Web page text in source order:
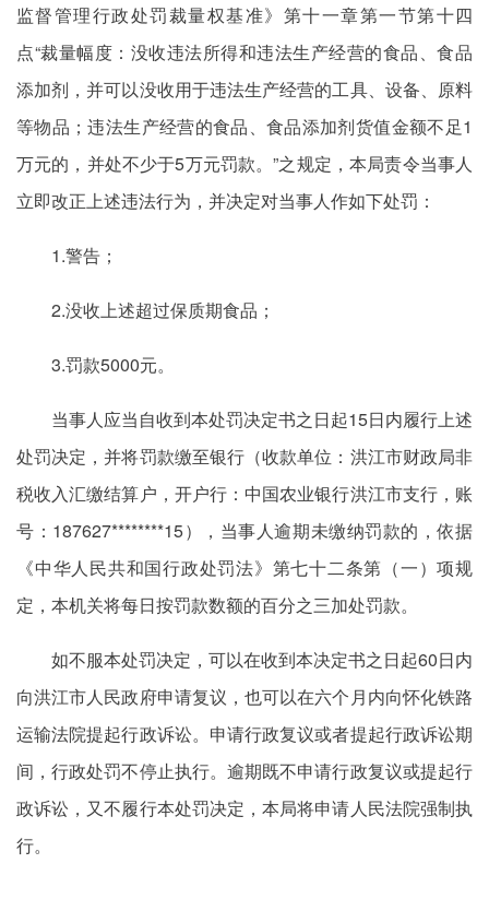
监督管理行政处罚裁量权基准》第十一章第一节第十四
点“裁量幅度：没收违法所得和违法生产经营的食品、食品
添加剂，并可以没收用于违法生产经营的工具、设备、原料
等物品；违法生产经营的食品、食品添加剂货值金额不足1
万元的，并处不少于5万元罚款。”之规定，本局责令当事人
立即改正上述违法行为，并决定对当事人作如下处罚：
1.警告；
2.没收上述超过保质期食品；
3.罚款5000元。
当事人应当自收到本处罚决定书之日起15日内履行上述
处罚决定，并将罚款缴至银行（收款单位：洪江市财政局非
税收入汇缴结算户，开户行：中国农业银行洪江市支行，账
号：187627********15），当事人逾期未缴纳罚款的，依据
《中华人民共和国行政处罚法》第七十二条第（一）项规
定，本机关将每日按罚款数额的百分之三加处罚款。
如不服本处罚决定，可以在收到本决定书之日起60日内
向洪江市人民政府申请复议，也可以在六个月内向怀化铁路
运输法院提起行政诉讼。申请行政复议或者提起行政诉讼期
间，行政处罚不停止执行。逾期既不申请行政复议或提起行
政诉讼，又不履行本处罚决定，本局将申请人民法院强制执
行。